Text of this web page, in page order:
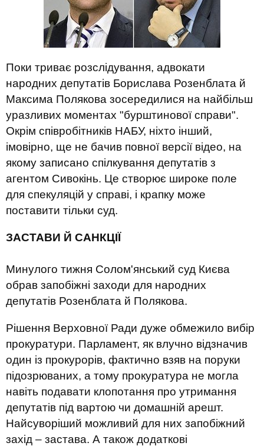
Поки триває розслідування, адвокати
народних депутатів Борислава Розенблата й
Максима Полякова зосередилися на найбільш
уразливих моментах "бурштинової справи".
Окрім співробітників НАБУ, ніхто інший,
імовірно, ще не бачив повної версії відео, на
якому записано спілкування депутатів з
агентом Сивокінь. Це створює широке поле
для спекуляцій у справі, і крапку може
поставити тільки суд.
ЗАСТАВИ Й САНКЦІЇ
Минулого тижня Солом'янський суд Києва
обрав запобіжні заходи для народних
депутатів Розенблата й Полякова.
Рішення Верховної Ради дуже обмежило вибір
прокуратури. Парламент, як влучно відзначив
один із прокурорів, фактично взяв на поруки
підозрюваних, а тому прокуратура не могла
навіть подавати клопотання про утримання
депутатів під вартою чи домашній арешт.
Найсуворіший можливий для них запобіжний
захід – застава. А також додаткові